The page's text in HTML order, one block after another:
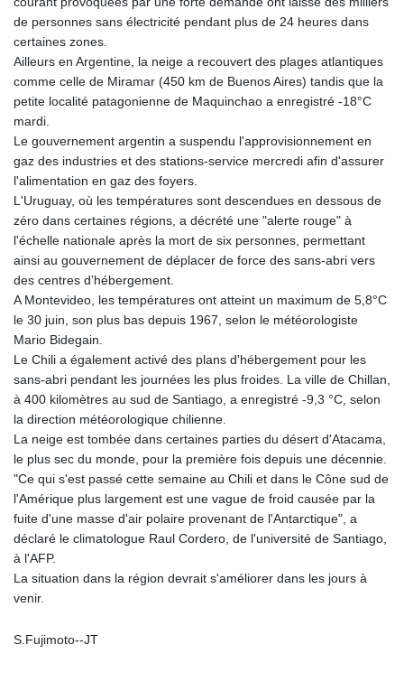
HNL 30.895616
HRK 7.536622
HUF 363.096405
IDR
20580.370421
IMP 0.857252
INR 110.076256
1509.981237
IRR
1590322.371805
ISK 142.598215
JMD 183.057725
JOD 0.819746
KES 149.158147
KGS 101.104505
KHR
KMF 492.514185
KRW
1627.677557
KWD 0.356853
KYD 0.960588
KZT 540.233287
26025.676609
de personnes sans électricité pendant plus de 24 heures dans
certaines zones.
Ailleurs en Argentine, la neige a recouvert des plages atlantiques
comme celle de Miramar (450 km de Buenos Aires) tandis que la
petite localité patagonienne de Maquinchao a enregistré -18°C
mardi.
Le gouvernement argentin a suspendu l'approvisionnement en
gaz des industries et des stations-service mercredi afin d'assurer
l'alimentation en gaz des foyers.
L'Uruguay, où les températures sont descendues en dessous de
zéro dans certaines régions, a décrété une "alerte rouge" à
l'échelle nationale après la mort de six personnes, permettant
ainsi au gouvernement de déplacer de force des sans-abri vers
des centres d’hébergement.
A Montevideo, les températures ont atteint un maximum de 5,8°C
le 30 juin, son plus bas depuis 1967, selon le météorologiste
Mario Bidegain.
Le Chili a également activé des plans d'hébergement pour les
sans-abri pendant les journées les plus froides. La ville de Chillan,
à 400 kilomètres au sud de Santiago, a enregistré -9,3 °C, selon
la direction météorologique chilienne.
La neige est tombée dans certaines parties du désert d'Atacama,
le plus sec du monde, pour la première fois depuis une décennie.
"Ce qui s'est passé cette semaine au Chili et dans le Cône sud de
l'Amérique plus largement est une vague de froid causée par la
fuite d'une masse d'air polaire provenant de l'Antarctique", a
déclaré le climatologue Raul Cordero, de l'université de Santiago,
à l'AFP.
La situation dans la région devrait s'améliorer dans les jours à
venir.
S.Fujimoto--JT